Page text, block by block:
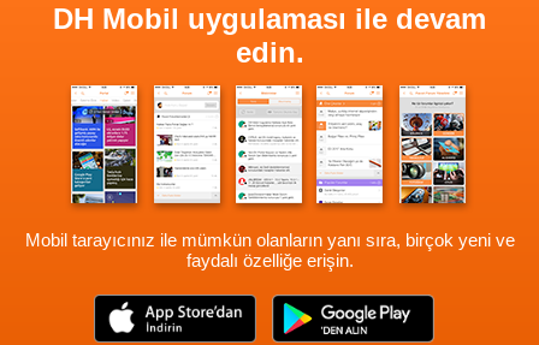
DH Mobil uygulaması ile devam
edin.
Mobil tarayıcınız ile mümkün olanların yanı sıra, birçok yeni ve
faydalı özelliğe erişin.